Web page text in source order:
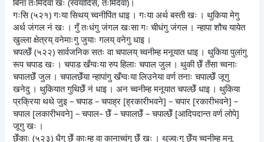
गःसि (५२१) गःया सिथय् च्वनीपिंत धाइ । गःया अर्थ बस्ती खः । थुकिया मेगु
अर्थ जंगल नं खः । गुँ तःधंगु जंगल खःसा गः चीधंगु जंगल । न्हापा शौच यायेत
खुल्ला क्षेत्रय् वनेमाःगु जुयाः गलय् वनेगु धाइ ।
चपल्छेँ (५२२) सार्वजनिक सतः वा चपालय् च्वनीम्ह मनूयात धाइ । थुकिया पुलांगु
रूप चपाड खः । चपाड खँग्वःया रुप हिलाः चपाल जुल । थुकी छेँ तँसा च्वनाः
चपालछेँ जुल । चपालछेँया न्हापांगु खँग्वःया लिउनेया वर्ण तनाः चपाल्छेँ जूगु
खनेदु । थुकियात गुथिछेँ नं धाइ । अन च्वनीम्ह मनूयात चपल्छेँ धाइ । थुकिया
प्रक्रिया थथे जुइ – चपाड – चपाह्र [ह्रकारीभवने] – चपार [रकारीभवने] –
चपाल [लकारीभवने] – चपाल– छेँ – चपालछेँ – चपाल्छेँ [आदिपदान्त वर्ण लोपे]
जूगु खः ।
छेँकाः (५२३) धैगु छेँ काःम्ह वा कानाच्वंगु छेँ खः । थुज्वःगु छेँय् च्वनीम्ह मनू